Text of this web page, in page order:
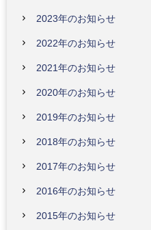
2023年のお知らせ
2022年のお知らせ
2021年のお知らせ
2020年のお知らせ
2019年のお知らせ
2018年のお知らせ
2017年のお知らせ
2016年のお知らせ
2015年のお知らせ